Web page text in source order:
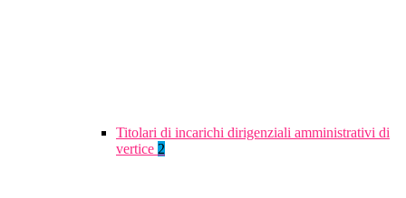
Titolari di incarichi dirigenziali amministrativi di
vertice 2